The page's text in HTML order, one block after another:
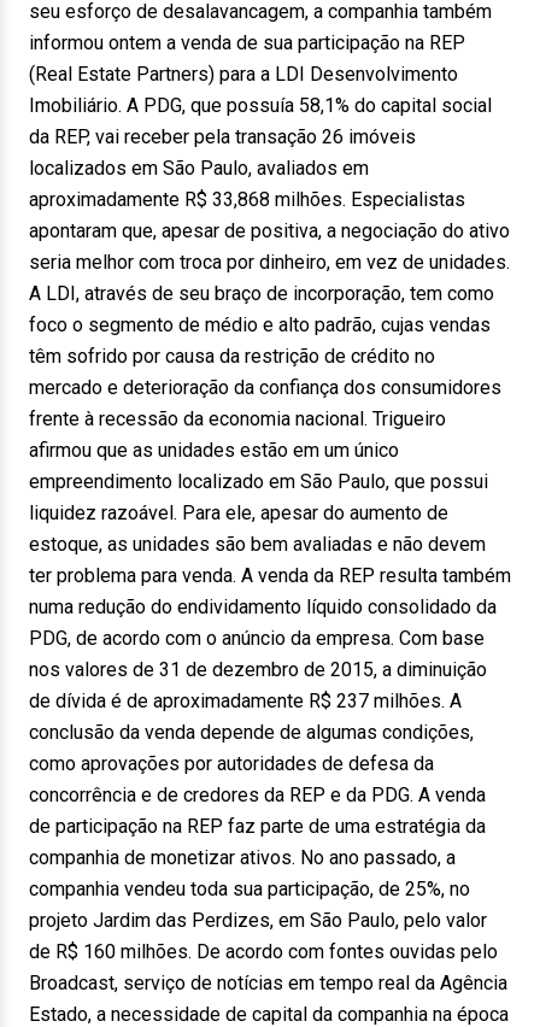
seu esforço de desalavancagem, a companhia também
informou ontem a venda de sua participação na REP
(Real Estate Partners) para a LDI Desenvolvimento
Imobiliário. A PDG, que possuía 58,1% do capital social
da REP, vai receber pela transação 26 imóveis
localizados em São Paulo, avaliados em
aproximadamente R$ 33,868 milhões. Especialistas
apontaram que, apesar de positiva, a negociação do ativo
seria melhor com troca por dinheiro, em vez de unidades.
A LDI, através de seu braço de incorporação, tem como
foco o segmento de médio e alto padrão, cujas vendas
têm sofrido por causa da restrição de crédito no
mercado e deterioração da confiança dos consumidores
frente à recessão da economia nacional. Trigueiro
afirmou que as unidades estão em um único
empreendimento localizado em São Paulo, que possui
liquidez razoável. Para ele, apesar do aumento de
estoque, as unidades são bem avaliadas e não devem
ter problema para venda. A venda da REP resulta também
numa redução do endividamento líquido consolidado da
PDG, de acordo com o anúncio da empresa. Com base
nos valores de 31 de dezembro de 2015, a diminuição
de dívida é de aproximadamente R$ 237 milhões. A
conclusão da venda depende de algumas condições,
como aprovações por autoridades de defesa da
concorrência e de credores da REP e da PDG. A venda
de participação na REP faz parte de uma estratégia da
companhia de monetizar ativos. No ano passado, a
companhia vendeu toda sua participação, de 25%, no
projeto Jardim das Perdizes, em São Paulo, pelo valor
de R$ 160 milhões. De acordo com fontes ouvidas pelo
Broadcast, serviço de notícias em tempo real da Agência
Estado, a necessidade de capital da companhia na época